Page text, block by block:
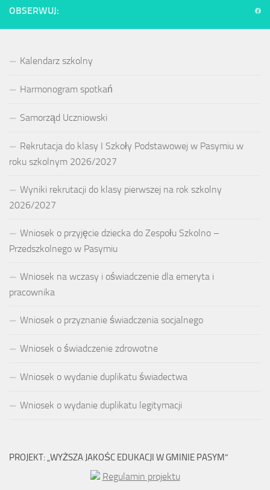
OBSERWUJ:
Kalendarz szkolny
Harmonogram spotkań
Samorząd Uczniowski
Rekrutacja do klasy I Szkoły Podstawowej w Pasymiu w
roku szkolnym 2026/2027
Wyniki rekrutacji do klasy pierwszej na rok szkolny
2026/2027
Wniosek o przyjęcie dziecka do Zespołu Szkolno –
Przedszkolnego w Pasymiu
Wniosek na wczasy i oświadczenie dla emeryta i
pracownika
Wniosek o przyznanie świadczenia socjalnego
Wniosek o świadczenie zdrowotne
Wniosek o wydanie duplikatu świadectwa
Wniosek o wydanie duplikatu legitymacji
PROJEKT: „WYŻSZA JAKOŚC EDUKACJI W GMINIE PASYM”
Regulamin projektu